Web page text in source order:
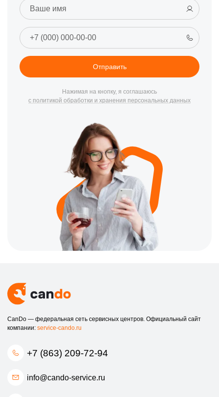
Отправить
Нажимая на кнопку, я соглашаюсь
с политикой обработки и хранения персональных данных
CanDo — федеральная сеть сервисных центров. Официальный сайт
компании: service-cando.ru
+7 (863) 209-72-94
info@cando-service.ru